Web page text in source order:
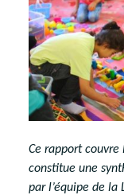
Ce rapport
constitue une
par l’équipe de la